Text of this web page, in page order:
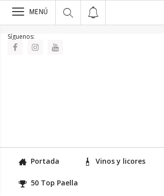
>
MENÚ
Síguenos:
Portada Vinos y licores
50 Top Paella